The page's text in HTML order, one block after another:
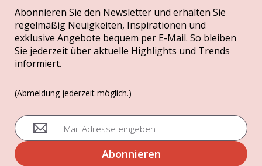
Abonnieren Sie den Newsletter und erhalten Sie
regelmäßig Neuigkeiten, Inspirationen und
exklusive Angebote bequem per E-Mail. So bleiben
Sie jederzeit über aktuelle Highlights und Trends
informiert.
(Abmeldung jederzeit möglich.)
A
n
m
e
Abonnieren